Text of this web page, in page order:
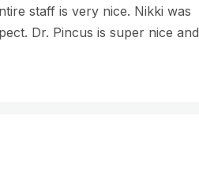
staff is very nice. Nikki was
Dr. Pincus is super nice and